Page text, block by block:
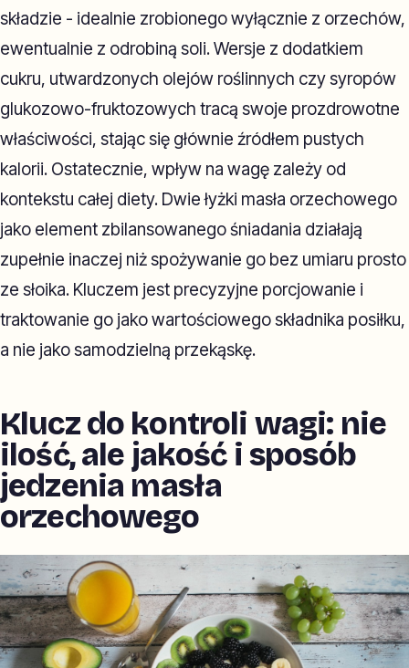
składzie - idealnie zrobionego wyłącznie z orzechów,
ewentualnie z odrobiną soli. Wersje z dodatkiem
cukru, utwardzonych olejów roślinnych czy syropów
glukozowo-fruktozowych tracą swoje prozdrowotne
właściwości, stając się głównie źródłem pustych
kalorii. Ostatecznie, wpływ na wagę zależy od
kontekstu całej diety. Dwie łyżki masła orzechowego
jako element zbilansowanego śniadania działają
zupełnie inaczej niż spożywanie go bez umiaru prosto
ze słoika. Kluczem jest precyzyjne porcjowanie i
traktowanie go jako wartościowego składnika posiłku,
a nie jako samodzielną przekąskę.
Klucz do kontroli wagi: nie
ilość, ale jakość i sposób
jedzenia masła
orzechowego